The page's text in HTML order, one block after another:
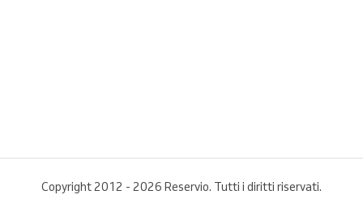
Copyright 2012 - 2026 Reservio. Tutti i diritti riservati.